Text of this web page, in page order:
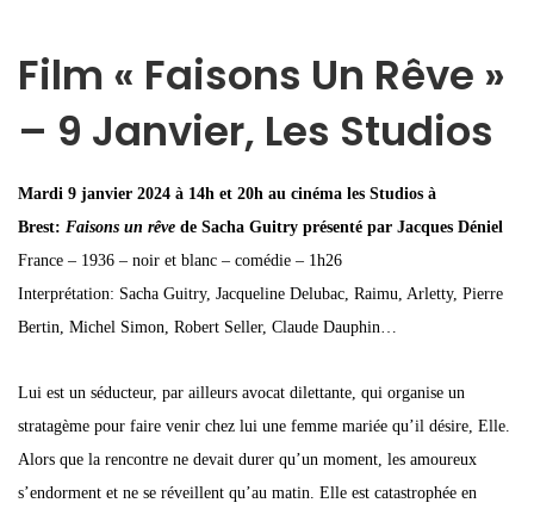
Film « Faisons Un Rêve »
– 9 Janvier, Les Studios
Mardi 9 janvier 2024 à 14h et 20h au cinéma les Studios à
Brest: Faisons un rêve de Sacha Guitry présenté par Jacques Déniel
France – 1936 – noir et blanc – comédie – 1h26
Interprétation: Sacha Guitry, Jacqueline Delubac, Raimu, Arletty, Pierre
Bertin, Michel Simon, Robert Seller, Claude Dauphin…
Lui est un séducteur, par ailleurs avocat dilettante, qui organise un
stratagème pour faire venir chez lui une femme mariée qu’il désire, Elle.
Alors que la rencontre ne devait durer qu’un moment, les amoureux
s’endorment et ne se réveillent qu’au matin. Elle est catastrophée en